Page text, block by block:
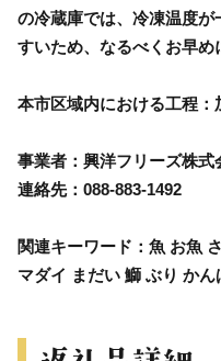
の冷蔵庫では、冷凍温度
すいため、なるべくお早め
本市区域内における工程：
事業者：興洋フリーズ株式
連絡先：088-883-1492
関連キーワード：魚 お魚
マダイ まだい 鰤 ぶり かん